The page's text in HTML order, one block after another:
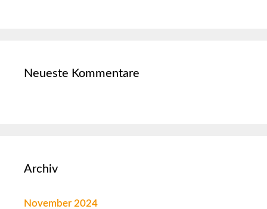
Neueste Kommentare
Archiv
November 2024